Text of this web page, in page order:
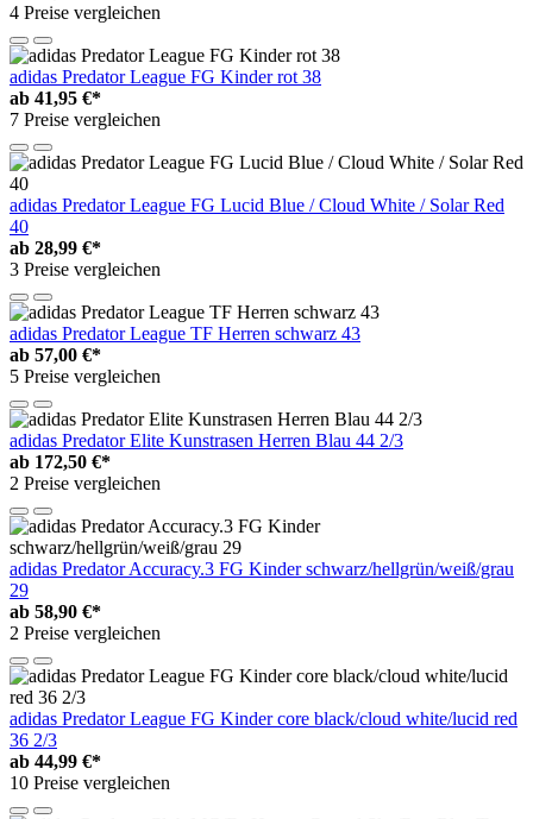
4 Preise vergleichen
adidas Predator League FG Kinder rot 38
ab 41,95 €*
7 Preise vergleichen
adidas Predator League FG Lucid Blue / Cloud White / Solar Red
40
ab 28,99 €*
3 Preise vergleichen
adidas Predator League TF Herren schwarz 43
ab 57,00 €*
5 Preise vergleichen
adidas Predator Elite Kunstrasen Herren Blau 44 2/3
ab 172,50 €*
2 Preise vergleichen
adidas Predator Accuracy.3 FG Kinder schwarz/hellgrün/weiß/grau
29
ab 58,90 €*
2 Preise vergleichen
adidas Predator League FG Kinder core black/cloud white/lucid red
36 2/3
ab 44,99 €*
10 Preise vergleichen